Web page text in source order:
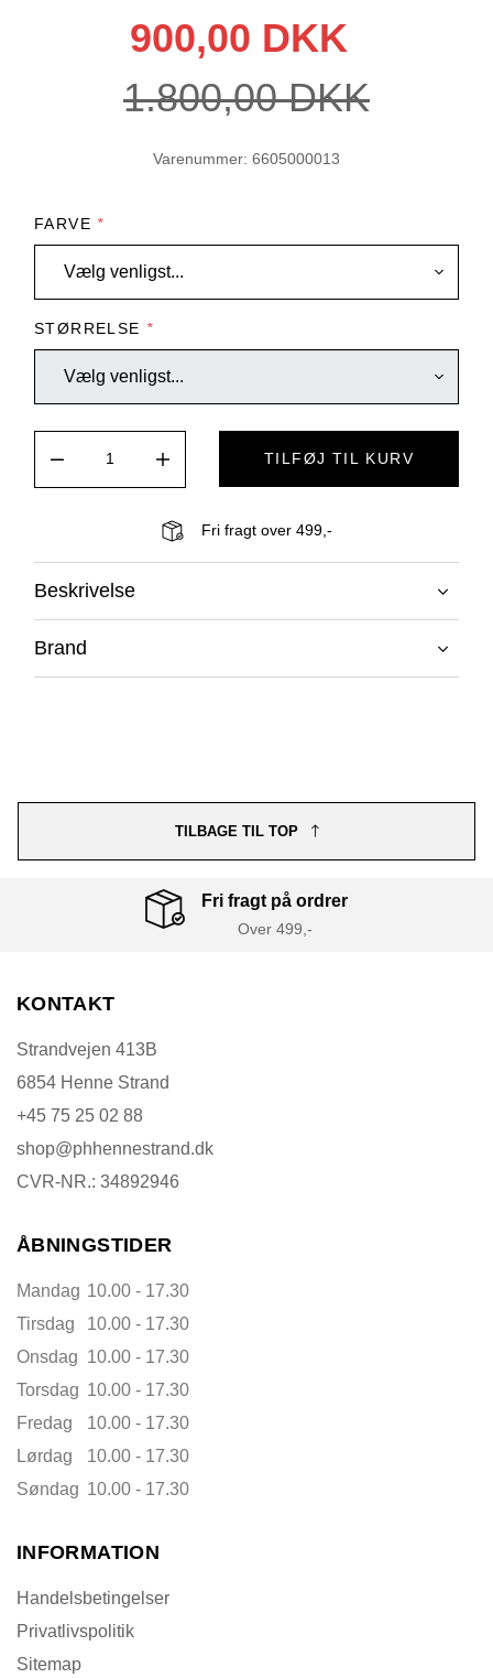
900,00 DKK
1.800,00 DKK
Varenummer: 6605000013
FARVE *
STØRRELSE *
TILFØJ TIL KURV
Fri fragt over 499,-
Beskrivelse
Brand
TILBAGE TIL TOP
Fri fragt på ordrer
Over 499,-
KONTAKT
Strandvejen 413B
6854 Henne Strand
+45 75 25 02 88
shop@phhennestrand.dk
CVR-NR.: 34892946
ÅBNINGSTIDER
Mandag 10.00 - 17.30
Tirsdag
10.00 - 17.30
Onsdag 10.00 - 17.30
Torsdag 10.00 - 17.30
Fredag
10.00 - 17.30
Lørdag
10.00 - 17.30
Søndag 10.00 - 17.30
INFORMATION
Handelsbetingelser
Privatlivspolitik
Sitemap